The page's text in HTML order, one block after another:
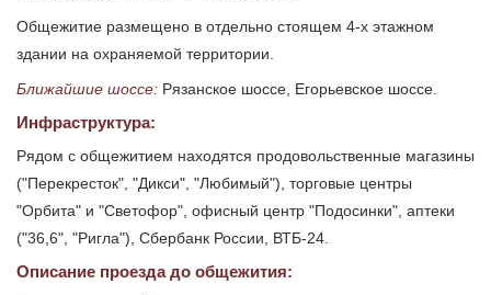
Общежитие размещено в отдельно стоящем 4-х этажном
здании на охраняемой территории.
Ближайшие шоссе: Рязанское шоссе, Егорьевское шоссе.
Инфраструктура:
Рядом с общежитием находятся продовольственные магазины
("Перекресток", "Дикси", "Любимый"), торговые центры
"Орбита" и "Светофор", офисный центр "Подосинки", аптеки
("36,6", "Ригла"), Сбербанк России, ВТБ-24.
Описание проезда до общежития: